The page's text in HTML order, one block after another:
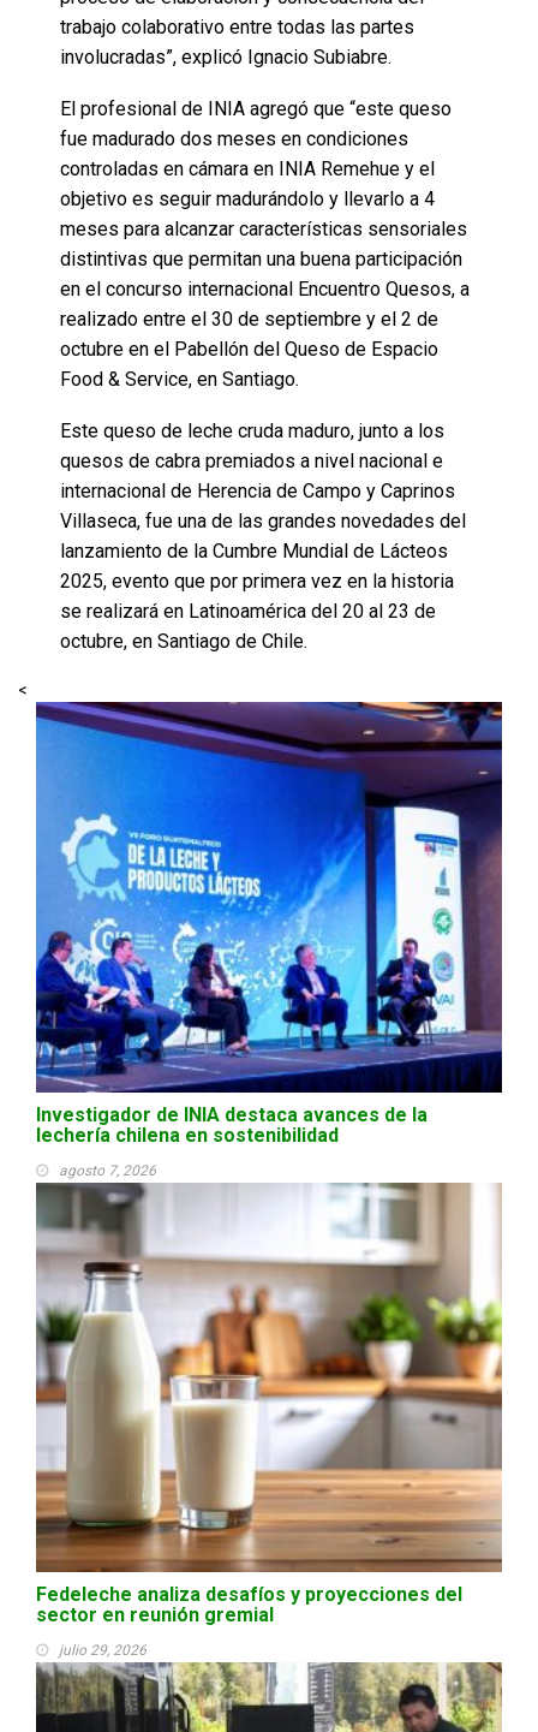
trabajo colaborativo entre todas las partes
involucradas”, explicó Ignacio Subiabre.
El profesional de INIA agregó que “este queso
fue madurado dos meses en condiciones
controladas en cámara en INIA Remehue y el
objetivo es seguir madurándolo y llevarlo a 4
meses para alcanzar características sensoriales
distintivas que permitan una buena participación
en el concurso internacional Encuentro Quesos, a
realizado entre el 30 de septiembre y el 2 de
octubre en el Pabellón del Queso de Espacio
Food & Service, en Santiago.
Este queso de leche cruda maduro, junto a los
quesos de cabra premiados a nivel nacional e
internacional de Herencia de Campo y Caprinos
Villaseca, fue una de las grandes novedades del
lanzamiento de la Cumbre Mundial de Lácteos
2025, evento que por primera vez en la historia
se realizará en Latinoamérica del 20 al 23 de
octubre, en Santiago de Chile.
<
Investigador de INIA destaca avances de la
lechería chilena en sostenibilidad
agosto 7, 2026
Fedeleche analiza desafíos y proyecciones del
sector en reunión gremial
julio 29, 2026